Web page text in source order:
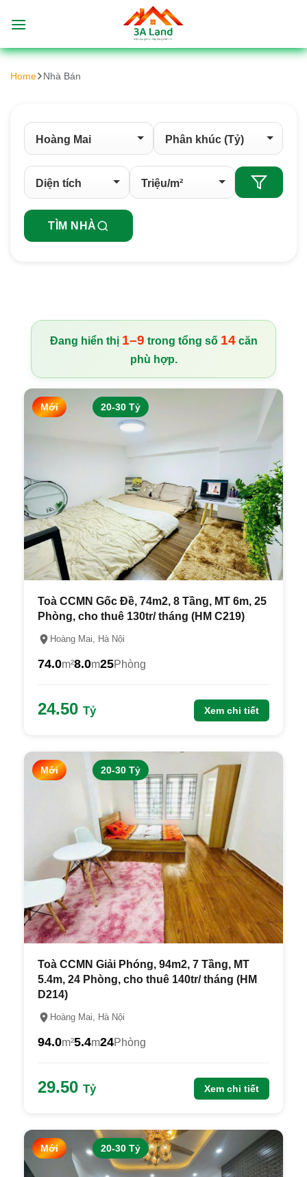
qua
dung
Home Nhà Bán
TÌM NHÀ
Đang hiển thị 1–9 trong tổng số 14căn
phù hợp.
Mới 20-30 Tỷ
Toà CCMN Gốc Đề, 74m2, 8 Tầng, MT 6m, 25
Phòng, cho thuê 130tr/ tháng (HM C219)
Hoàng Mai, Hà Nội
74.0m²8.0m25Phòng
24.50 Tỷ Xem chi tiết
Mới 20-30 Tỷ
Toà CCMN Giải Phóng, 94m2, 7 Tầng, MT
5.4m, 24 Phòng, cho thuê 140tr/ tháng (HM
D214)
Hoàng Mai, Hà Nội
94.0m²5.4m24Phòng
29.50 Tỷ Xem chi tiết
Mới 20-30 Tỷ